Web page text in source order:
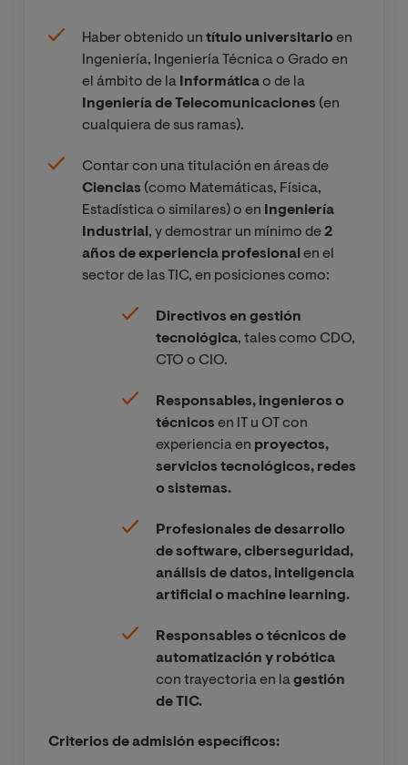
Haber obtenido un título universitarioen
Ingeniería, Ingeniería Técnica o Grado en
el ámbito de la Informáticao de la
Ingeniería de Telecomunicaciones (en
cualquiera de sus ramas).
Contar con una titulación en áreas de
Ciencias (como Matemáticas, Física,
Estadística o similares) o en
Ingeniería
Industrial , y demostrar un mínimo de2
años de experiencia profesional en el
sector de las TIC, en posiciones como:
Directivos en gestión
tecnológica, tales como CDO,
CTO o CIO.
Responsables, ingenieros o
técnicos en IT u OT con
experiencia en proyectos,
servicios tecnológicos, redes
o sistemas.
Profesionales de desarrollo
de software, ciberseguridad,
análisis de datos, inteligencia
artificial o machine learning.
Responsables o técnicos de
automatización y robótica
con trayectoria en lagestión
de TIC.
Criterios de admisión específicos: